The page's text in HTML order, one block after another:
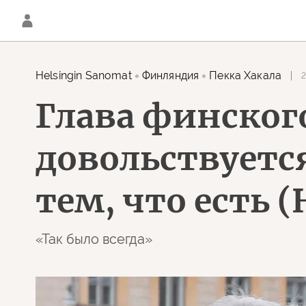
Helsingin Sanomat Финляндия Пекка Хакала
Глава
тем, что есть
«Так было всегда»